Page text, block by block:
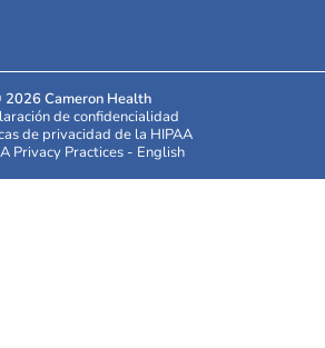
Cameron Health
de confidencialidad
de privacidad de la HIPAA
Privacy Practices - English